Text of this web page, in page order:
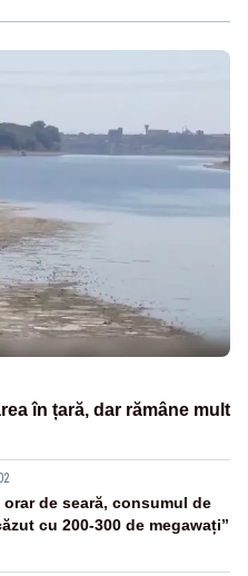
în țară, dar rămâne mult
de seară, consumul de
cu 200-300 de megawați”